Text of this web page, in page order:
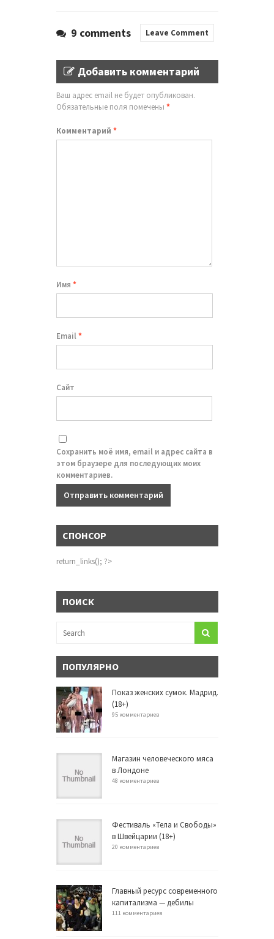
9 comments Leave Comment
Добавить комментарий
Ваш адрес email не будет опубликован.
Обязательные поля помечены *
Комментарий *
Имя *
Email*
Сайт
Сохранить моё имя, email и адрес сайта в
этом браузере для последующих моих
комментариев.
СПОНСОР
return_links(); ?>
ПОИСК
ПОПУЛЯРНО
Показ женских сумок. Мадрид.
(18+)
95 комментариев
Магазин человеческого мяса
в Лондоне
48 комментариев
Фестиваль «Тела и Свободы»
в Швейцарии (18+)
20 комментариев
Главный ресурс современного
капитализма — дебилы
111 комментариев